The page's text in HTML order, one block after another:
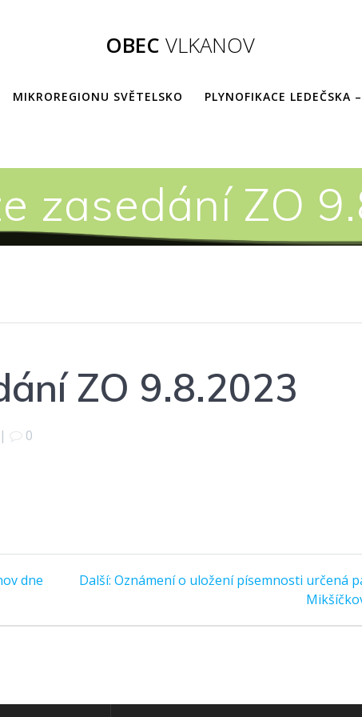
OBEC VLKANOV
MIKROREGIONU SVĚTELSKO PLYNOFIKACE LEDEČSKA
zasedání ZO
ZO 9.8.2023
| 0
dne
Další: Další
Oznámení o uložení písemnosti určená